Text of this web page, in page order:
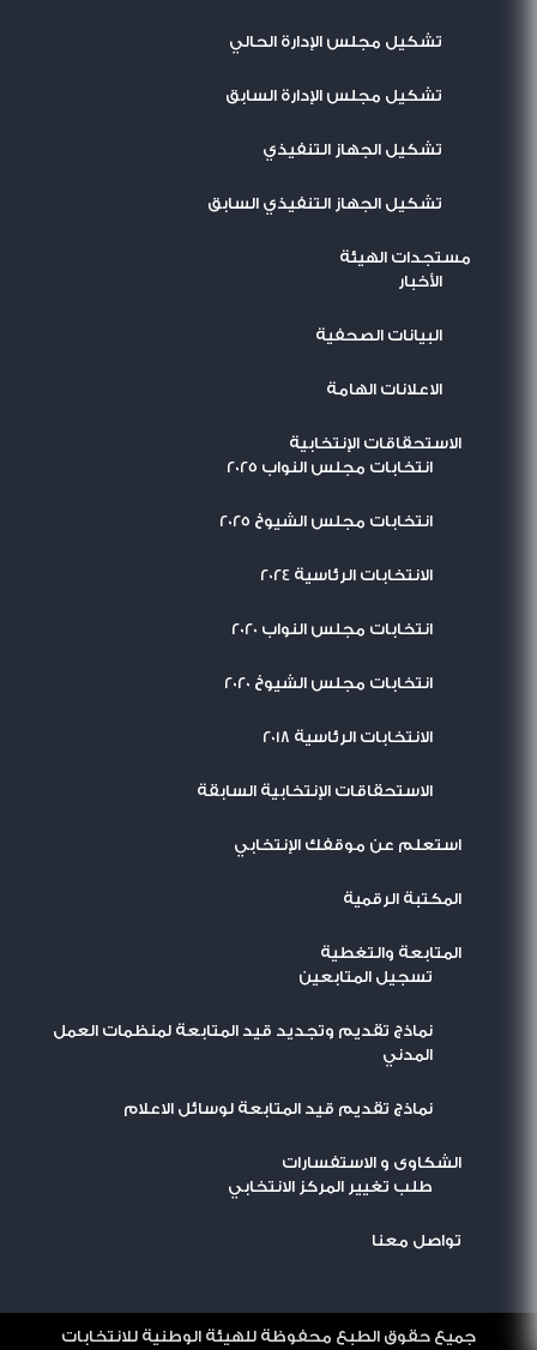
تشكيل مجلس الإدارة الحالي
تشكيل مجلس الإدارة السابق
تشكيل الجهاز التنفيذي
تشكيل الجهاز التنفيذي السابق
مستجدات الهيئة
اﻷخبار
البيانات الصحفية
الاعلانات الهامة
الاستحقاقات الإنتخابية
انتخابات مجلس النواب 2025
انتخابات مجلس الشيوخ 2025
الانتخابات الرئاسية 2024
انتخابات مجلس النواب 2020
انتخابات مجلس الشيوخ 2020
الانتخابات الرئاسية 2018
الاستحقاقات الإنتخابية السابقة
استعلم عن موقفك الإنتخابي
المكتبة الرقمية
المتابعة والتغطية
تسجيل المتابعين
نماذج تقديم وتجديد قيد المتابعة لمنظمات العمل
المدني
نماذج تقديم قيد المتابعة لوسائل الاعلام
الشكاوى و الاستفسارات
طلب تغيير المركز الانتخابي
تواصل معنا
جميع حقوق الطبع محفوظة للهيئة الوطنية للانتخابات